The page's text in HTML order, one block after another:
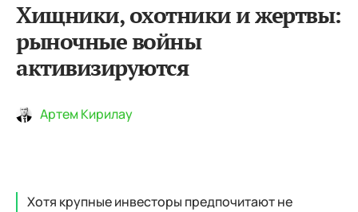
Хищники, охотники и жертвы:
рыночные войны
активизируются
Артем Кирилау
Хотя крупные инвесторы предпочитают не